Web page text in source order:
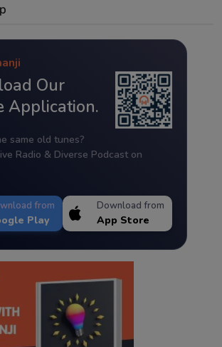
Our
Application.
same old tunes?
Radio & Diverse Podcast on
from
Play
Download from
App Store